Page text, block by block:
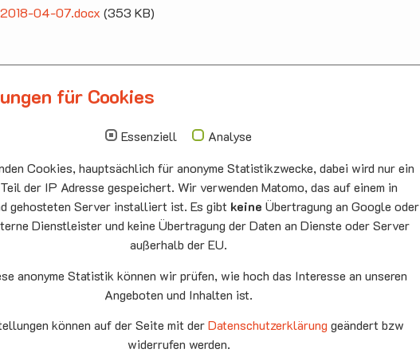
04-07.docx (353 KB)
Hallbergmoos
Hallbergmoos
0811/98709
0811/9598823
eG
Sonntag
Auferstehungskirc
he Neufahrn
Montag
15.00 - 17.00
10.08
Neufahrn
Mittwoch
20.00 Offenes
für Cookies
Essenziell
Analyse
Cookies, hauptsächlich für anonyme Statistikzwecke, dabei wird nur ein
der IP Adresse gespeichert. Wir verwenden Matomo, das auf einem in
gehosteten Server installiert ist. Es gibt keine Übertragung an Google oder
Dienstleister und keine Übertragung der Daten an Dienste oder Server
außerhalb der EU.
anonyme Statistik können wir prüfen, wie hoch das Interesse an unseren
Angeboten und Inhalten ist.
können auf der Seite mit derDatenschutzerklärung geändert bzw
widerrufen werden.